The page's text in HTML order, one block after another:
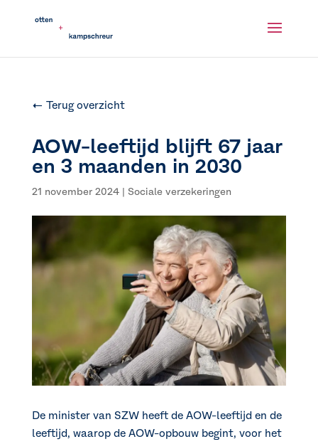
← Terug overzicht
AOW-leeftijd blijft 67 jaar
en 3 maanden in 2030
21 november 2024| Sociale verzekeringen
De minister van SZW heeft de AOW-leeftijd en de
leeftijd, waarop de AOW-opbouw begint, voor het